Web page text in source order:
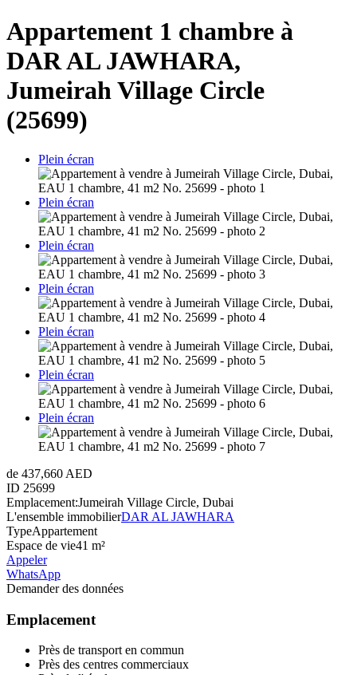
Appartement 1 chambre à
DAR AL JAWHARA,
Jumeirah Village Circle
(25699)
Plein écran
Plein écran
Plein écran
Plein écran
Plein écran
Plein écran
Plein écran
de 437,660 AED
ID 25699
Emplacement:Jumeirah Village Circle, Dubai
L'ensemble immobilierDAR AL JAWHARA
TypeAppartement
Espace de vie41 m²
Appeler
WhatsApp
Demander des données
Emplacement
Près de transport en commun
Près des centres commerciaux